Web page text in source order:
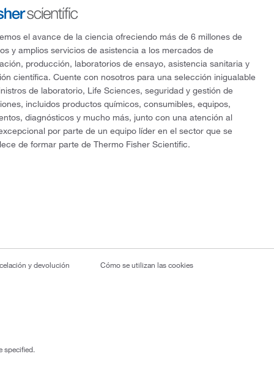
el avance de la ciencia ofreciendo más de 6 millones de
y amplios servicios de asistencia a los mercados de
producción, laboratorios de ensayo, asistencia sanitaria y
científica. Cuente con nosotros para una selección inigualable
de laboratorio, Life Sciences, seguridad y gestión de
incluidos productos químicos, consumibles, equipos,
diagnósticos y mucho más, junto con una atención al
por parte de un equipo líder en el sector que se
de formar parte de Thermo Fisher Scientific.
y devolución Cómo se utilizan las cookies
specified.